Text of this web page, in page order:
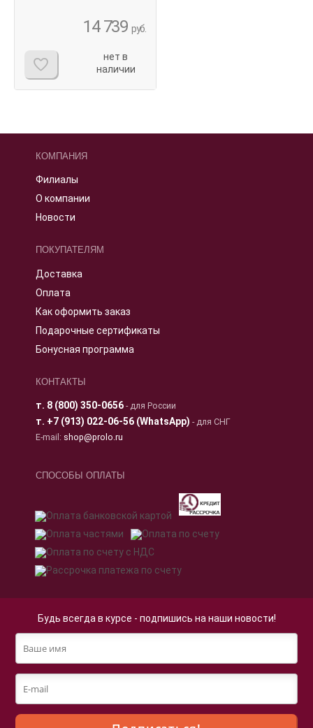
14 739 руб.
нет в
наличии
КОМПАНИЯ
Филиалы
О компании
Новости
ПОКУПАТЕЛЯМ
Доставка
Оплата
Как оформить заказ
Подарочные сертификаты
Бонусная программа
КОНТАКТЫ
т. 8 (800) 350-0656- для России
т. +7 (913) 022-06-56 (WhatsApp) - для СНГ
E-mail: shop@prolo.ru
СПОСОБЫ ОПЛАТЫ
Будь всегда в курсе - подпишись на наши новости!